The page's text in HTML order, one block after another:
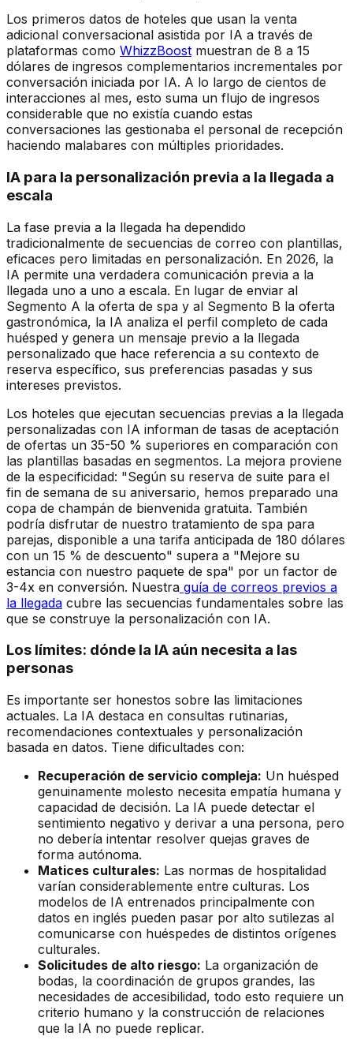
Los primeros datos de hoteles que usan la venta
adicional conversacional asistida por IA a través de
plataformas como WhizzBoost muestran de 8 a 15
dólares de ingresos complementarios incrementales por
conversación iniciada por IA. A lo largo de cientos de
interacciones al mes, esto suma un flujo de ingresos
considerable que no existía cuando estas
conversaciones las gestionaba el personal de recepción
haciendo malabares con múltiples prioridades.
IA para la personalización previa a la llegada a
escala
La fase previa a la llegada ha dependido
tradicionalmente de secuencias de correo con plantillas,
eficaces pero limitadas en personalización. En 2026, la
IA permite una verdadera comunicación previa a la
llegada uno a uno a escala. En lugar de enviar al
Segmento A la oferta de spa y al Segmento B la oferta
gastronómica, la IA analiza el perfil completo de cada
huésped y genera un mensaje previo a la llegada
personalizado que hace referencia a su contexto de
reserva específico, sus preferencias pasadas y sus
intereses previstos.
Los hoteles que ejecutan secuencias previas a la llegada
personalizadas con IA informan de tasas de aceptación
de ofertas un 35-50 % superiores en comparación con
las plantillas basadas en segmentos. La mejora proviene
de la especificidad: "Según su reserva de suite para el
fin de semana de su aniversario, hemos preparado una
copa de champán de bienvenida gratuita. También
podría disfrutar de nuestro tratamiento de spa para
parejas, disponible a una tarifa anticipada de 180 dólares
con un 15 % de descuento" supera a "Mejore su
estancia con nuestro paquete de spa" por un factor de
3-4x en conversión. Nuestra guía de correos previos a
la llegada cubre las secuencias fundamentales sobre las
que se construye la personalización con IA.
Los límites: dónde la IA aún necesita a las
personas
Es importante ser honestos sobre las limitaciones
actuales. La IA destaca en consultas rutinarias,
recomendaciones contextuales y personalización
basada en datos. Tiene dificultades con:
Recuperación de servicio compleja: Un huésped
genuinamente molesto necesita empatía humana y
capacidad de decisión. La IA puede detectar el
sentimiento negativo y derivar a una persona, pero
no debería intentar resolver quejas graves de
forma autónoma.
Matices culturales: Las normas de hospitalidad
varían considerablemente entre culturas. Los
modelos de IA entrenados principalmente con
datos en inglés pueden pasar por alto sutilezas al
comunicarse con huéspedes de distintos orígenes
culturales.
Solicitudes de alto riesgo: La organización de
bodas, la coordinación de grupos grandes, las
necesidades de accesibilidad, todo esto requiere un
criterio humano y la construcción de relaciones
que la IA no puede replicar.